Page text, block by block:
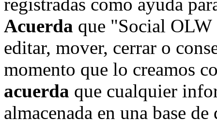
registradas como ayuda
Acuerda que "Social
editar, mover, cerrar o
momento que lo creamos
acuerda que cualquier
almacenada en una base